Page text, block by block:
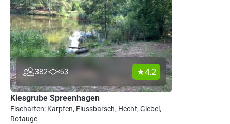
382 53 4.2
Kiesgrube Spreenhagen
Fischarten: Karpfen, Flussbarsch, Hecht, Giebel,
Rotauge